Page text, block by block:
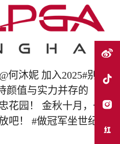
何沐妮 加入2025#别
颜值与实力并存的
花园！ 金秋十月，一
吧！ #做冠军坐世纪